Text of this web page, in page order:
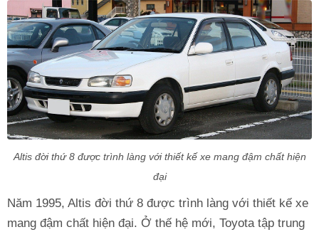
Altis đời thứ 8 được trình làng với thiết kế xe mang đậm chất hiện
đại
Năm 1995, Altis đời thứ 8 được trình làng với thiết kế xe
mang đậm chất hiện đại. Ở thế hệ mới, Toyota tập trung